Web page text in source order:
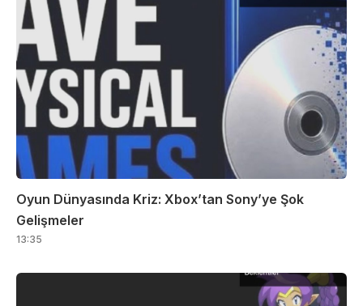
Oyun Dünyasında Kriz: Xbox’tan Sony’ye Şok
Gelişmeler
13:35